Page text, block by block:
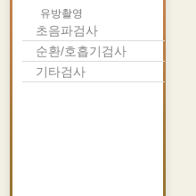
유방촬영
초음파검사
순환/호흡기검사
기타검사